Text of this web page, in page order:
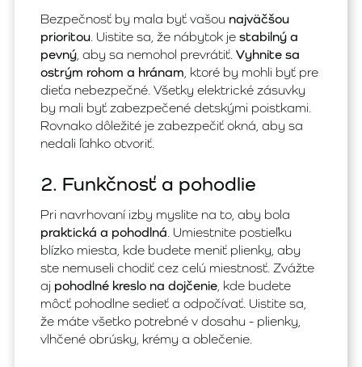
Bezpečnosť by mala byť vašou najväčšou
prioritou. Uistite sa, že nábytok je stabilný a
pevný, aby sa nemohol prevrátiť. Vyhnite sa
ostrým rohom a hránam, ktoré by mohli byť pre
dieťa nebezpečné. Všetky elektrické zásuvky
by mali byť zabezpečené detskými poistkami.
Rovnako dôležité je zabezpečiť okná, aby sa
nedali ľahko otvoriť.
2. Funkčnosť a pohodlie
Pri navrhovaní izby myslite na to, aby bola
praktická a pohodlná. Umiestnite postieľku
blízko miesta, kde budete meniť plienky, aby
ste nemuseli chodiť cez celú miestnosť. Zvážte
aj pohodlné kreslo na dojčenie, kde budete
môcť pohodlne sedieť a odpočívať. Uistite sa,
že máte všetko potrebné v dosahu - plienky,
vlhčené obrúsky, krémy a oblečenie.